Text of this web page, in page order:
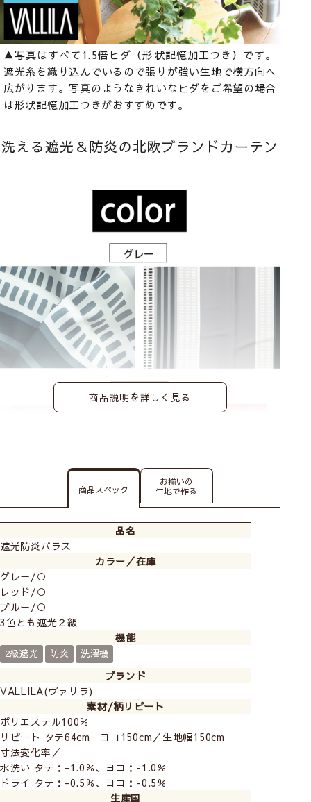
▲写真はすべて1.5倍ヒダ（形状記憶加工つき）です。
遮光糸を織り込んでいるので張りが強い生地で横方向へ
広がります。写真のようなきれいなヒダをご希望の場合
は形状記憶加工つきがおすすめです。
洗える遮光＆防炎の北欧ブランドカーテン
商品説明を詳しく見る
商品スペック
お揃いの
生地で作る
品名
遮光防炎パラス
カラー／在庫
グレー/○
レッド/○
ブルー/○
3色とも遮光２級
機能
2級遮光 防炎 洗濯機
ブランド
VALLILA(ヴァリラ)
素材/柄リピート
ポリエステル100％
リピート タテ64cm ヨコ150cm／生地幅150cm
寸法変化率／
水洗い タテ：-1.0％、ヨコ：-1.0％
ドライ タテ：-0.5％、ヨコ：-0.5％
生産国